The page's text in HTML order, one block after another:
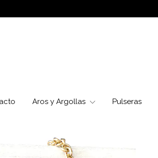
Aros y Argollas Pulseras